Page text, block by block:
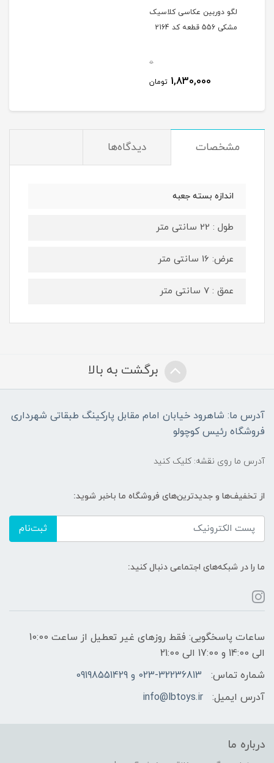
لگو دوربین عکاسی کلاسیک
مشکی 556 قطعه کد 2164
0
1,830,000 تومان
مشخصات دیدگاه‌ها
اندازه بسته جعبه
طول : 22 سانتی متر
عرض: 16 سانتی متر
عمق : 7 سانتی متر
برگشت به بالا
آدرس ما: شاهرود خیابان امام مقابل پارکینگ طبقاتی شهرداری
فروشگاه رئیس کوچولو
آدرس ما روی نقشه: کلیک کنید
از تخفیف‌ها و جدیدترین‌های فروشگاه ما باخبر شوید:
ثبت‌نام
ما را در شبکه‌های اجتماعی دنبال کنید:
ساعات پاسخگویی: فقط روزهای غیر تعطیل از ساعت 10:00
الی 14:00 و 17:00 الی 21:00
شماره تماس:
023-32236813 و 09198551429
آدرس ایمیل:
info@lbtoys.ir
درباره ما